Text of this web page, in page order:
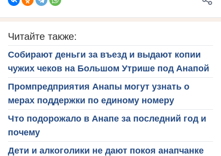
Читайте также:
Собирают деньги за въезд и выдают копии
чужих чеков на Большом Утрише под Анапой
Промпредприятия Анапы могут узнать о
мерах поддержки по единому номеру
Что подорожало в Анапе за последний год и
почему
Дети и алкоголики не дают покоя анапчанке